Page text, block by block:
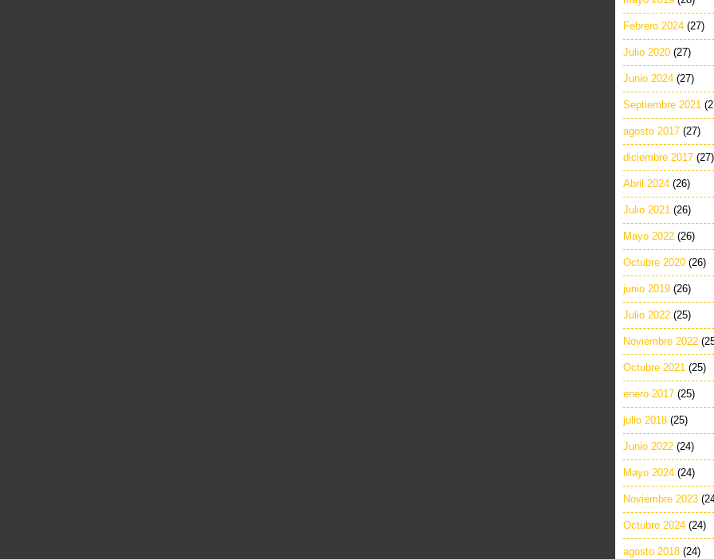
Febrero 2024 (27)
Julio 2020 (27)
Junio 2024 (27)
Septiembre 2021
agosto 2017 (27)
diciembre 2017 (27)
Abril 2024 (26)
Julio 2021 (26)
Mayo 2022 (26)
Octubre 2020 (26)
junio 2019 (26)
Julio 2022 (25)
Noviembre 2022
Octubre 2021 (25)
enero 2017 (25)
julio 2018 (25)
Junio 2022 (24)
Mayo 2024 (24)
Noviembre 2023
Octubre 2024 (24)
agosto 2018 (24)